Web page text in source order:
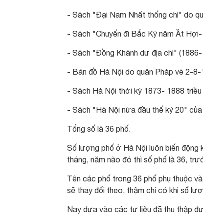
- Sách "Đại Nam Nhất thống chí" do
- Sách "Chuyến đi Bắc Kỳ năm Ầt
- Sách "Đồng Khánh dư địa chí" (1886-
- Bản đồ Hà Nội do quân Pháp vẽ 2-8-
- Sách Hà Nội thời kỳ 1873- 1888
- Sách "Hà Nội nửa đầu thế kỷ 20" của
Tổng số là 36 phố.
Số lượng phố ở Hà Nội luôn biến
tháng, năm nào đó thì số phố là 36,
Tên các phố trong 36 phố phụ thuộc
sẽ thay đổi theo, thậm chí có khi số
Nay dựa vào các tư liệu đã thu thập